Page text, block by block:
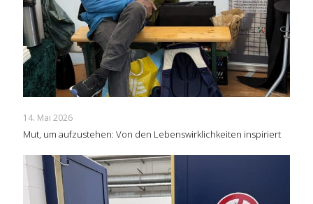
14. Mai 2026
Mut, um aufzustehen: Von den Lebenswirklichkeiten inspiriert